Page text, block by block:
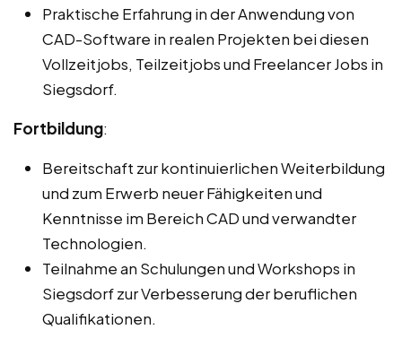
Praktische Erfahrung in der Anwendung von
CAD-Software in realen Projekten bei diesen
Vollzeitjobs, Teilzeitjobs und Freelancer Jobs in
Siegsdorf.
Fortbildung:
Bereitschaft zur kontinuierlichen Weiterbildung
und zum Erwerb neuer Fähigkeiten und
Kenntnisse im Bereich CAD und verwandter
Technologien.
Teilnahme an Schulungen und Workshops in
Siegsdorf zur Verbesserung der beruflichen
Qualifikationen.